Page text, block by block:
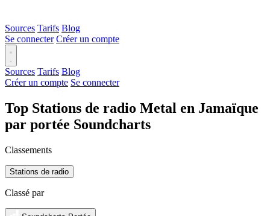
Sources Tarifs Blog
Se connecter Créer un compte
Sources Tarifs Blog
Créer un compte Se connecter
Top Stations de radio Metal en Jamaïque
par portée Soundcharts
Classements
Stations de radio
Classé par